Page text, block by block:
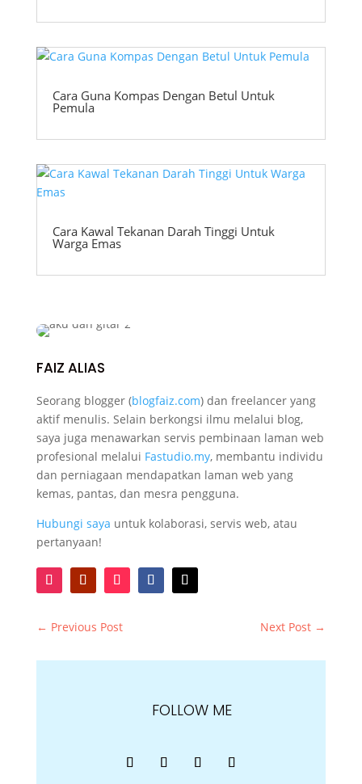
Cara Guna Kompas Dengan Betul Untuk
Pemula
Cara Kawal Tekanan Darah Tinggi Untuk
Warga Emas
FAIZ ALIAS
Seorang blogger (blogfaiz.com) dan freelancer yang
aktif menulis. Selain berkongsi ilmu melalui blog,
saya juga menawarkan servis pembinaan laman web
profesional melalui Fastudio.my, membantu individu
dan perniagaan mendapatkan laman web yang
kemas, pantas, dan mesra pengguna.
Hubungi saya untuk kolaborasi, servis web, atau
pertanyaan!
← Previous Post Next Post →
FOLLOW ME